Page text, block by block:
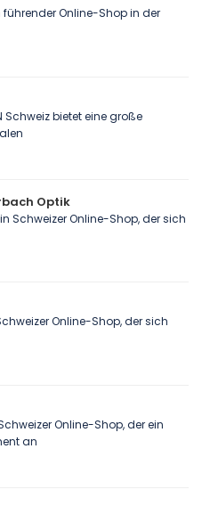
führender Online-Shop in der
Schweiz bietet eine große
Optik
Schweizer Online-Shop, der sich
Online-Shop, der sich
Online-Shop, der ein
an